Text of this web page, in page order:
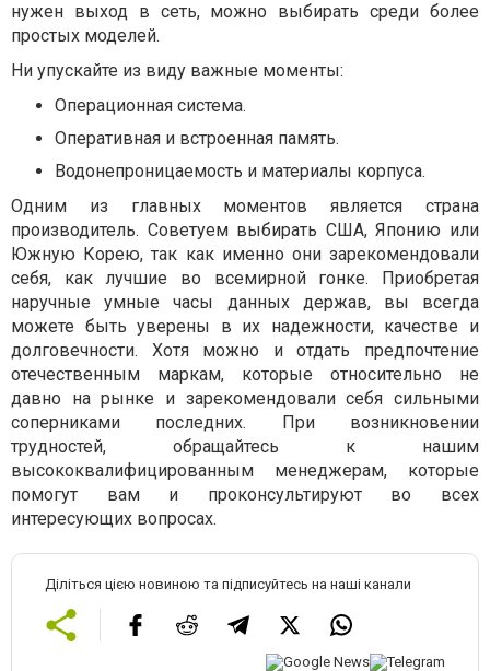
нужен выход в сеть, можно выбирать среди более
простых моделей.
Ни упускайте из виду важные моменты:
Операционная система.
Оперативная и встроенная память.
Водонепроницаемость и материалы корпуса.
Одним из главных моментов является страна
производитель. Советуем выбирать США, Японию или
Южную Корею, так как именно они зарекомендовали
себя, как лучшие во всемирной гонке. Приобретая
наручные умные часы данных держав, вы всегда
можете быть уверены в их надежности, качестве и
долговечности. Хотя можно и отдать предпочтение
отечественным маркам, которые относительно не
давно на рынке и зарекомендовали себя сильными
соперниками последних. При возникновении
трудностей, обращайтесь к нашим
высококвалифицированным менеджерам, которые
помогут вам и проконсультируют во всех
интересующих вопросах.
Діліться цією новиною та підписуйтесь на наші канали